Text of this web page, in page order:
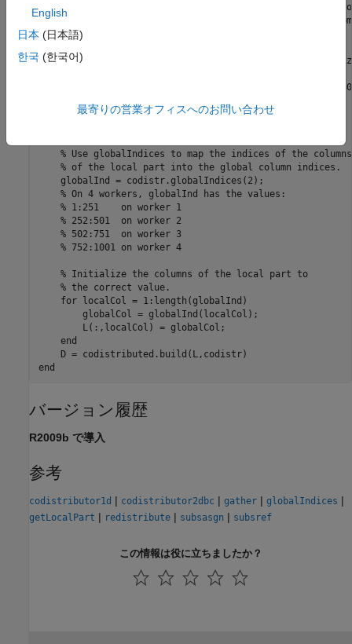
% Distribute the matrix over the second dimension
% and let the codistributor derive the partition
% global size.
% On 4 workers, codistr.Partition equals
    localSize = [N, codistr.Partition(spmdIndex)];
% Use globalIndices to map the indices of the
% of the local part into the global column indices.
    globalInd = codistr.globalIndices(2);
% On 4 workers, globalInd has the values:
% 1:251    on worker 1
% 252:501  on worker 2
% 502:751  on worker 3
% 752:1001 on worker 4
% Initialize the columns of the local part to
% the correct value.
for localCol = 1:length(globalInd)
        globalCol = globalInd(localCol);
        L(:,localCol) = globalCol;
end
end
バージョン履歴
R2009b で導入
参考
codistributor1d | codistributor2dbc | gather | globalIndices |
getLocalPart | redistribute | subsasgn | subsref
この情報は役に立ちましたか？
English
日本 (日本語)
한국 (한국어)
最寄りの営業オフィスへのお問い合わせ